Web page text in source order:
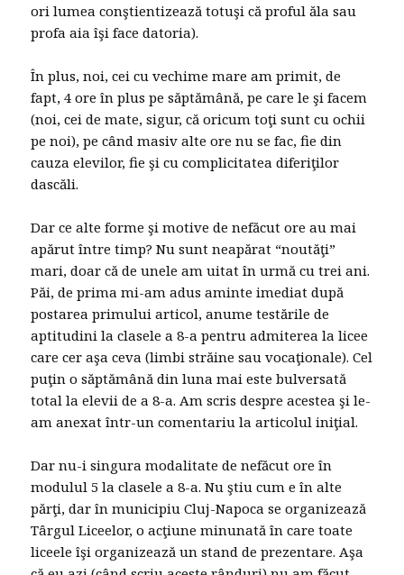
ori lumea conştientizează totuşi că proful ăla sau
profa aia îşi face datoria).
În plus, noi, cei cu vechime mare am primit, de
fapt, 4 ore în plus pe săptămână, pe care le şi facem
(noi, cei de mate, sigur, că oricum toţi sunt cu ochii
pe noi), pe când masiv alte ore nu se fac, fie din
cauza elevilor, fie şi cu complicitatea diferiţilor
dascăli.
Dar ce alte forme şi motive de nefăcut ore au mai
apărut între timp? Nu sunt neapărat “noutăţi”
mari, doar că de unele am uitat în urmă cu trei ani.
Păi, de prima mi-am adus aminte imediat după
postarea primului articol, anume testările de
aptitudini la clasele a 8-a pentru admiterea la licee
care cer aşa ceva (limbi străine sau vocaţionale). Cel
puţin o săptămână din luna mai este bulversată
total la elevii de a 8-a. Am scris despre acestea şi le-
am anexat într-un comentariu la articolul iniţial.
Dar nu-i singura modalitate de nefăcut ore în
modulul 5 la clasele a 8-a. Nu ştiu cum e în alte
părţi, dar în municipiu Cluj-Napoca se organizează
Târgul Liceelor, o acţiune minunată în care toate
liceele îşi organizează un stand de prezentare. Aşa